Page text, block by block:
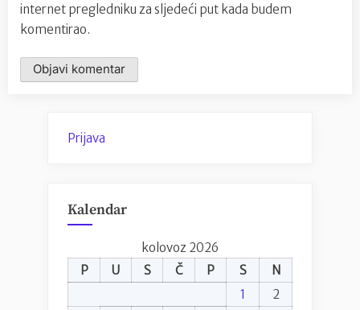
internet pregledniku za sljedeći put kada budem
komentirao.
Prijava
Kalendar
kolovoz 2026
P
U S Č P S
N
1
2